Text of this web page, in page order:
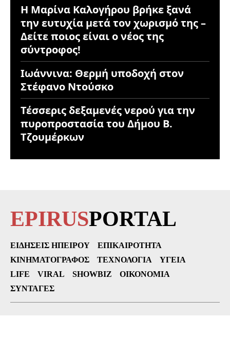
Η Μαρίνα Καλογήρου βρήκε ξανά
την ευτυχία μετά τον χωρισμό της –
Δείτε ποιος είναι ο νέος της
σύντροφος!
Ιωάννινα: Θερμή υποδοχή στον
Στέφανο Ντούσκο
Τέσσερις δεξαμενές νερού για την
πυροπροστασία του Δήμου Β.
Τζουμέρκων
EPIRUSPORTAL
ΕΙΔΉΣΕΙΣ ΗΠΕΊΡΟΥ
ΕΠΙΚΑΙΡΌΤΗΤΑ
ΚΙΝΗΜΑΤΟΓΡΆΦΟΣ
ΤΕΧΝΟΛΟΓΊΑ
ΥΓΕΊΑ
LIFE
VIRAL SHOWBIZ
ΟΙΚΟΝΟΜΊΑ
ΣΥΝΤΑΓΈΣ